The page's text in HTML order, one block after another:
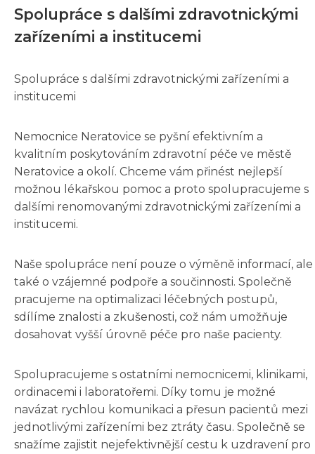
Spolupráce s dalšími zdravotnickými
zařízeními a institucemi
Spolupráce s dalšími zdravotnickými zařízeními a
institucemi
Nemocnice Neratovice se pyšní efektivním a
kvalitním poskytováním zdravotní péče ve městě
Neratovice a okolí. Chceme vám přinést nejlepší
možnou lékařskou pomoc a proto spolupracujeme s
dalšími renomovanými zdravotnickými zařízeními a
institucemi.
Naše spolupráce není pouze o výměně informací, ale
také o vzájemné podpoře a součinnosti. Společně
pracujeme na optimalizaci léčebných postupů,
sdílíme znalosti a zkušenosti, což nám umožňuje
dosahovat vyšší úrovně péče pro naše pacienty.
Spolupracujeme s ostatními nemocnicemi, klinikami,
ordinacemi i laboratořemi. Díky tomu je možné
navázat rychlou komunikaci a přesun pacientů mezi
jednotlivými zařízeními bez ztráty času. Společně se
snažíme zajistit nejefektivnější cestu k uzdravení pro